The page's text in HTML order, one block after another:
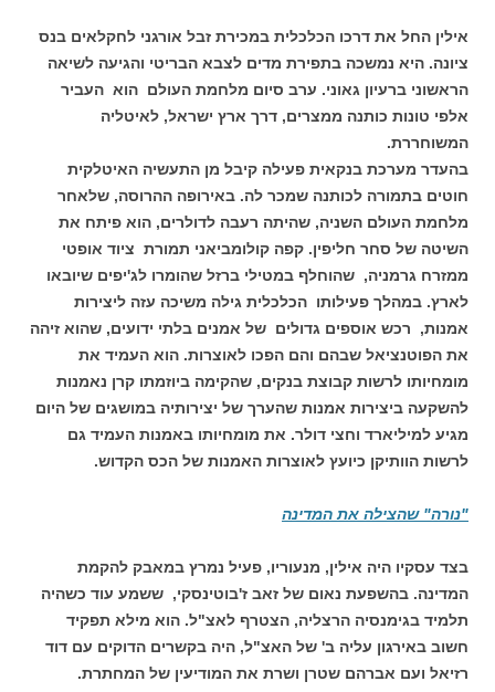
אילין החל את דרכו הכלכלית במכירת זבל אורגני לחקלאים בנס
ציונה. היא נמשכה בתפירת מדים לצבא הבריטי והגיעה לשיאה
הראשוני ברעיון גאוני. ערב סיום מלחמת העולם הוא העביר
אלפי טונות כותנה ממצרים, דרך ארץ ישראל, לאיטליה
המשוחררת.
בהעדר מערכת בנקאית פעילה קיבל מן התעשיה האיטלקית
חוטים בתמורה לכותנה שמכר לה. באירופה ההרוסה, שלאחר
מלחמת העולם השניה, שהיתה רעבה לדולרים, הוא פיתח את
השיטה של סחר חליפין. קפה קולומביאני תמורת ציוד אופטי
ממזרח גרמניה, שהוחלף במטילי ברזל שהומרו לג'יפים שיובאו
לארץ. במהלך פעילותו הכלכלית גילה משיכה עזה ליצירות
אמנות, רכש אוספים גדולים של אמנים בלתי ידועים, שהוא זיהה
את הפוטנציאל שבהם והם הפכו לאוצרות. הוא העמיד את
מומחיותו לרשות קבוצת בנקים, שהקימה ביוזמתו קרן נאמנות
להשקעה ביצירות אמנות שהערך של יצירותיה במושגים של היום
מגיע למיליארד וחצי דולר. את מומחיותו באמנות העמיד גם
לרשות הוותיקן כיועץ לאוצרות האמנות של הכס הקדוש.
"נורה" שהצילה את המדינה
בצד עסקיו היה אילין, מנעוריו, פעיל נמרץ במאבק להקמת
המדינה. בהשפעת נאום של זאב ז'בוטינסקי, ששמע עוד כשהיה
תלמיד בגימנסיה הרצליה, הצטרף לאצ"ל. הוא מילא תפקיד
חשוב באירגון עליה ב' של האצ"ל, היה בקשרים הדוקים עם דוד
רזיאל ועם אברהם שטרן ושרת את המודיעין של המחתרת.